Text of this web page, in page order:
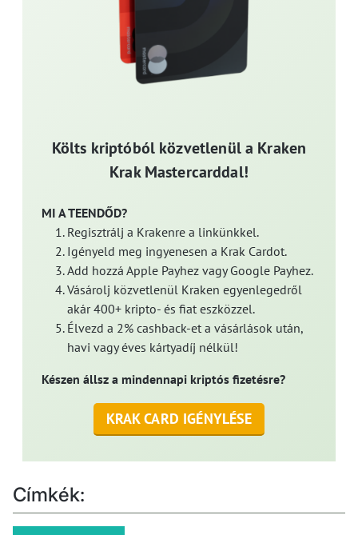
Költs kriptóból közvetlenül a Kraken
Krak Mastercarddal!
MI A TEENDŐD?
Regisztrálj a Krakenre a linkünkkel.
Igényeld meg ingyenesen a Krak Cardot.
Add hozzá Apple Payhez vagy Google Payhez.
Vásárolj közvetlenül Kraken egyenlegedről
akár 400+ kripto- és fiat eszközzel.
Élvezd a 2% cashback-et a vásárlások után,
havi vagy éves kártyadíj nélkül!
Készen állsz a mindennapi kriptós fizetésre?
KRAK CARD IGÉNYLÉSE
Címkék: